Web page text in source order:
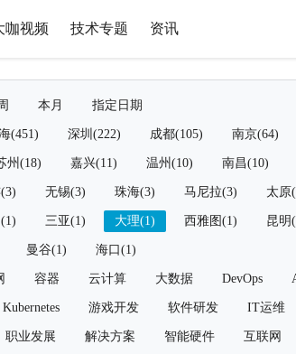
咖视频 技术专题 资讯
本月 指定日期
(451) 深圳(222) 成都(105) 南京(64)
州(18) 嘉兴(11) 温州(10) 南昌(10)
无锡(3) 珠海(3) 马尼拉(3) 太原
三亚(1) 大理(1) 西雅图(1) 昆明
曼谷(1) 海口(1)
容器 云计算 大数据 DevOps
Kubernetes 游戏开发 软件研发 IT运维
职业发展 解决方案 智能硬件 互联网